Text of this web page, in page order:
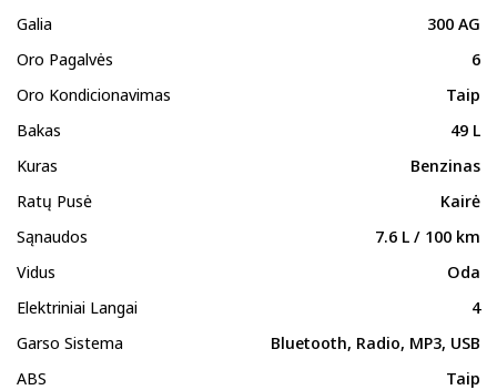
Galia
300 AG
Oro Pagalvės
6
Oro Kondicionavimas
Taip
Bakas
49 L
Kuras
Benzinas
Ratų Pusė
Kairė
Sąnaudos
7.6 L / 100 km
Vidus
Oda
Elektriniai Langai
4
Garso Sistema
Bluetooth, Radio, MP3, USB
ABS
Taip